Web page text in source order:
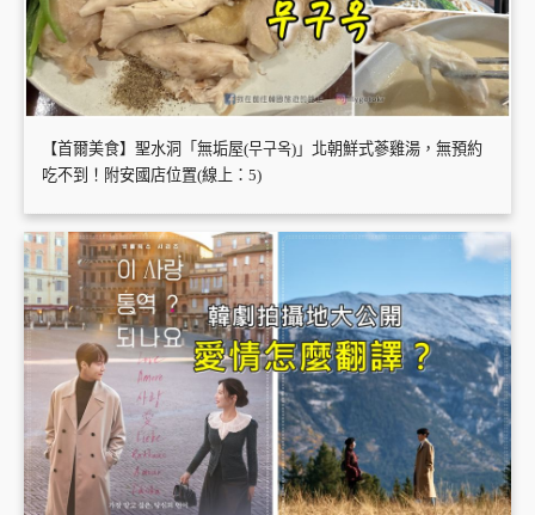
【首爾美食】聖水洞「無垢屋(무구옥)」北朝鮮式蔘雞湯，無預約
吃不到！附安國店位置(線上：5)